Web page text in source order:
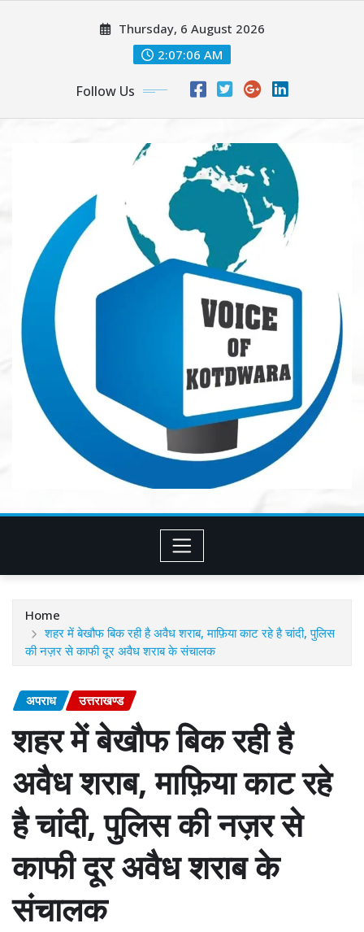
Thursday, 6 August 2026
2:07:08 AM
Follow Us
Home
शहर में बेखौफ बिक रही है अवैध शराब, माफ़िया काट रहे है चांदी, पुलिस
की नज़र से काफी दूर अवैध शराब के संचालक
अपराध उत्तराखण्ड
शहर में बेखौफ बिक रही है
अवैध शराब, माफ़िया काट रहे
है चांदी, पुलिस की नज़र से
काफी दूर अवैध शराब के
संचालक